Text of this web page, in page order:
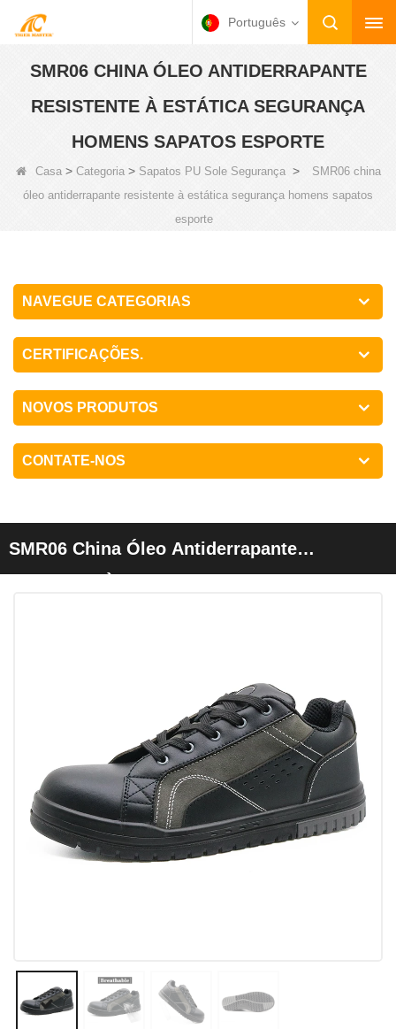
Português
SMR06 CHINA ÓLEO ANTIDERRAPANTE
RESISTENTE À ESTÁTICA SEGURANÇA
HOMENS SAPATOS ESPORTE
Casa> Categoria> Sapatos PU Sole Segurança>
SMR06 china
óleo antiderrapante resistente à estática segurança homens sapatos
esporte
NAVEGUE CATEGORIAS
CERTIFICAÇÕES.
NOVOS PRODUTOS
CONTATE-NOS
SMR06 China Óleo Antiderrapante